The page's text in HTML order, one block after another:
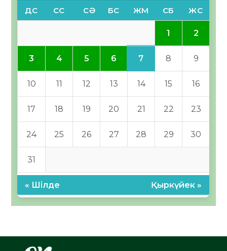
ДС СС СӘ БС ЖМ СБ ЖС
1 2
3 4 5 6 7 8 9
10 11 12 13 14 15 16
17 18 19 20 21 22 23
24 25 26 27 28 29 30
31
« Шілде Қыркүйек »